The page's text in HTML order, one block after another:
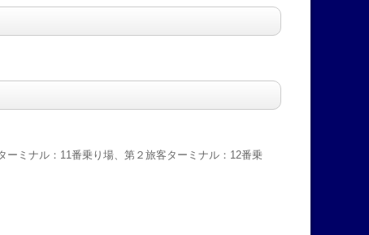
ミナル：11番乗り場、第２旅客ターミナル：12番乗